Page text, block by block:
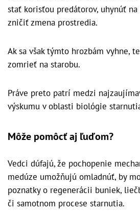
stať korisťou predátorov, uhynúť
zničiť zmena prostredia.
Ak sa však týmto hrozbám vyhne,
zomrieť na starobu.
Práve preto patrí medzi
výskumu v oblasti biológie
Môže pomôcť aj ľuďom?
Vedci dúfajú, že pochopenie
medúze umožňujú omladnúť, by
poznatky o regenerácii buniek,
či samotnom procese starnutia.